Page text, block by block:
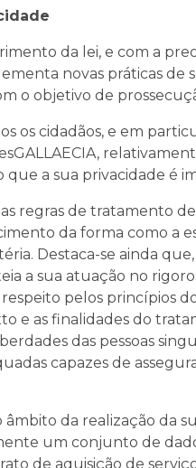
da lei, e com a
novas práticas
o objetivo de
os cidadãos, e em
a sua privacidade é
regras de tratamento
da forma como a
Destaca-se ainda
a sua atuação no
respeito pelos princípios
e as finalidades do
das pessoas
capazes de
âmbito da realização da
um conjunto de
de aquisição de